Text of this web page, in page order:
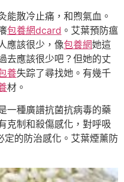
能散冷止痛，和煦氣血。
包養網dcard 。艾葉預防瘟
應該很少，像包養網她這
去應該很少吧？但她的丈
養失踪了尋找她。有幾千
材。
一種廣譜抗菌抗病毒的藥
克制和殺傷感化，對呼吸
定的防治感化。艾葉煙薰防